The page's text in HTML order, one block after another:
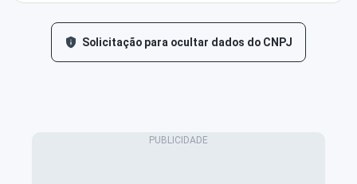
Solicitação para ocultar dados do CNPJ